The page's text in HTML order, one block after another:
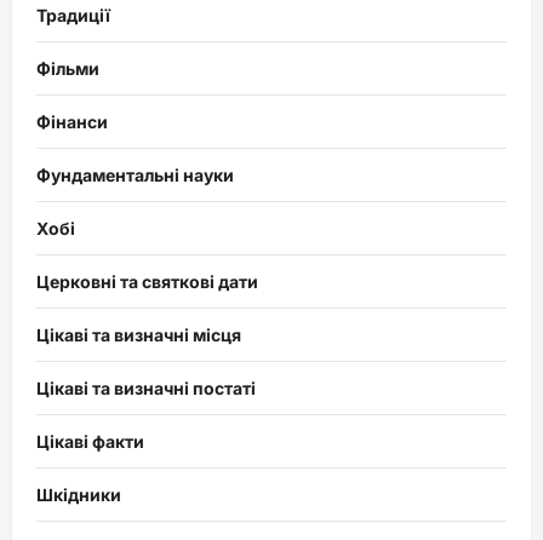
Традиції
Фільми
Фінанси
Фундаментальні науки
Хобі
Церковні та святкові дати
Цікаві та визначні місця
Цікаві та визначні постаті
Цікаві факти
Шкідники